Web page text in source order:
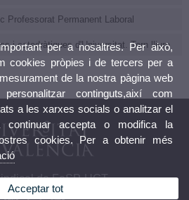
Professorat Permanent Laboral
i catedràtiques d'Universitat. Torn lliure
de FeSP-UGT
per a nosaltres. Per això,
cookies pròpies i de tercers per a
de la nostra pàgina web
continguts,així com
a les xarxes socials o analitzar el
accepta o modifica la
cookies. Per a obtenir més
Acceptar tot